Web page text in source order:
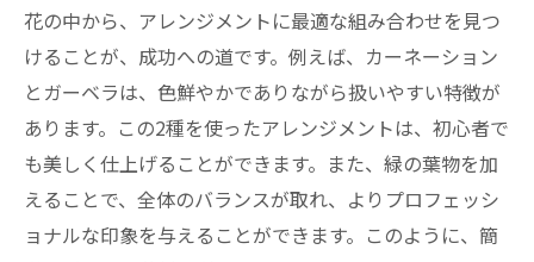
花の中から、アレンジメントに最適な組み合わせを見つ
けることが、成功への道です。例えば、カーネーション
とガーベラは、色鮮やかでありながら扱いやすい特徴が
あります。この2種を使ったアレンジメントは、初心者で
も美しく仕上げることができます。また、緑の葉物を加
えることで、全体のバランスが取れ、よりプロフェッシ
ョナルな印象を与えることができます。このように、簡